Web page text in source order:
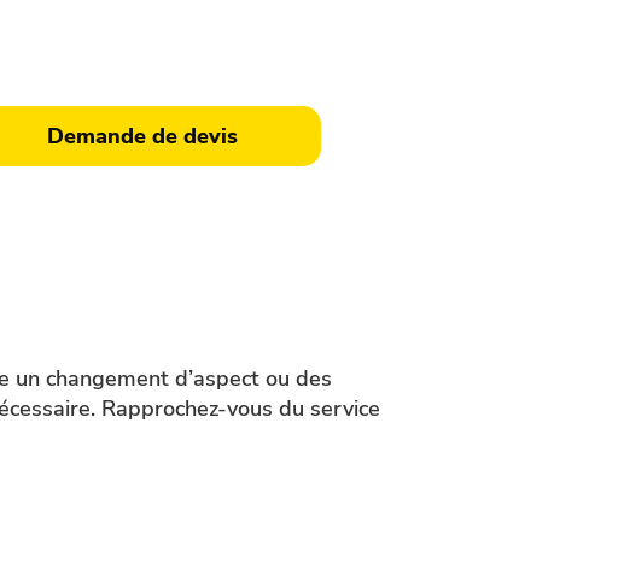
Demande de devis
changement d’aspect ou des
Rapprochez-vous du service